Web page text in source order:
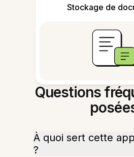
Stockage de
Questions
À quoi sert cette
?